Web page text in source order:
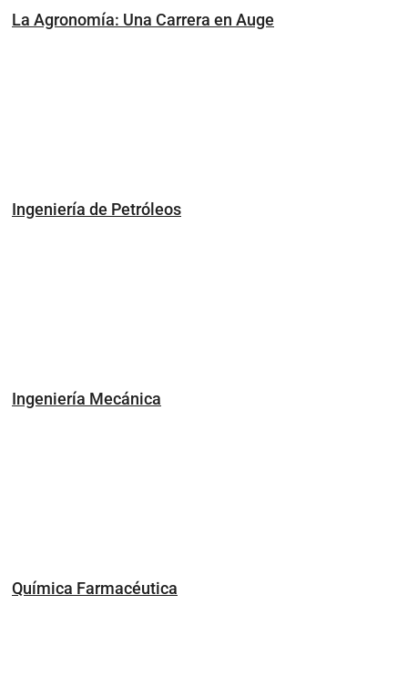
La Agronomía: Una Carrera en Auge
Ingeniería de Petróleos
Ingeniería Mecánica
Química Farmacéutica